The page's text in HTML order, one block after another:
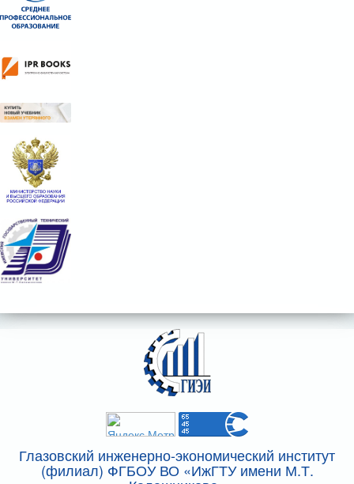
Глазовский инженерно-экономический институт
(филиал) ФГБОУ ВО «ИжГТУ имени М.Т.